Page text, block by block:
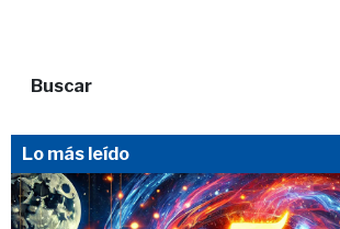
Buscar
Lo más leído